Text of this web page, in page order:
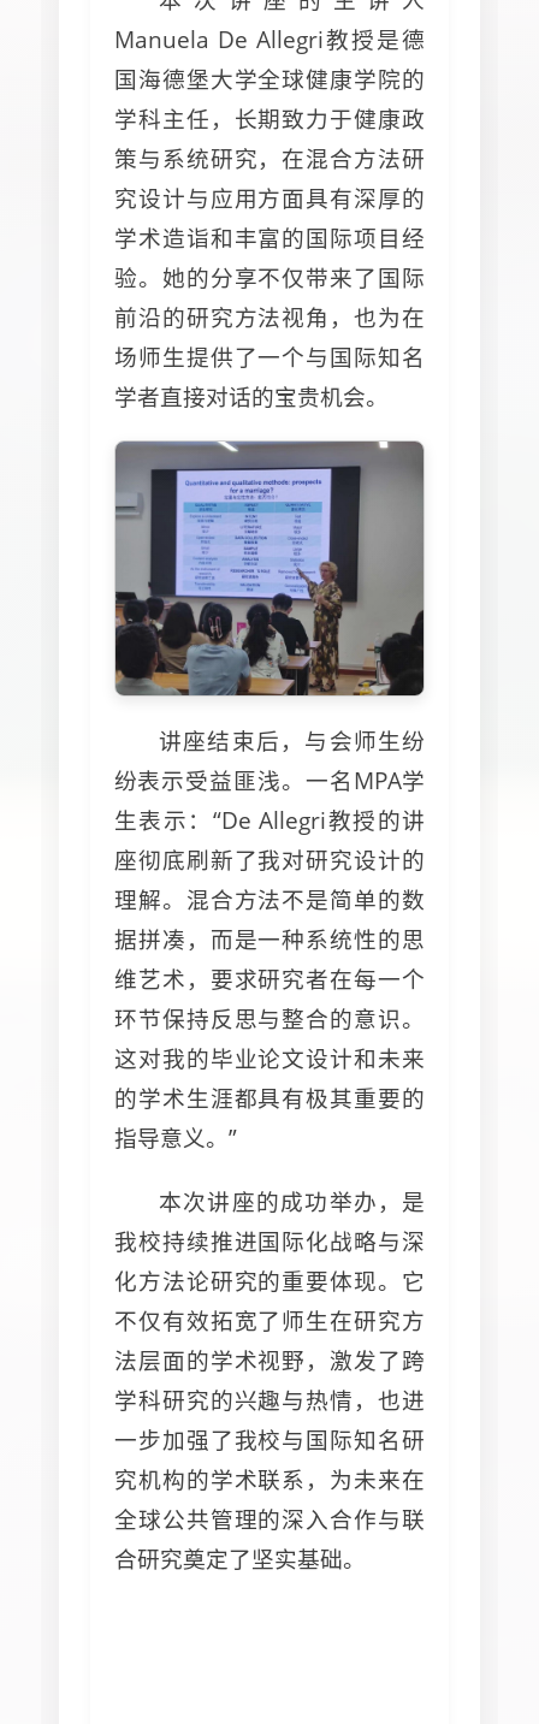
Manuela De Allegri教授是德
国海德堡大学全球健康学院的
学科主任，长期致力于健康政
策与系统研究，在混合方法研
究设计与应用方面具有深厚的
学术造诣和丰富的国际项目经
验。她的分享不仅带来了国际
前沿的研究方法视角，也为在
场师生提供了一个与国际知名
学者直接对话的宝贵机会。
讲座结束后，与会师生纷
纷表示受益匪浅。一名MPA学
生表示：“De Allegri教授的讲
座彻底刷新了我对研究设计的
理解。混合方法不是简单的数
据拼凑，而是一种系统性的思
维艺术，要求研究者在每一个
环节保持反思与整合的意识。
这对我的毕业论文设计和未来
的学术生涯都具有极其重要的
指导意义。”
本次讲座的成功举办，是
我校持续推进国际化战略与深
化方法论研究的重要体现。它
不仅有效拓宽了师生在研究方
法层面的学术视野，激发了跨
学科研究的兴趣与热情，也进
一步加强了我校与国际知名研
究机构的学术联系，为未来在
全球公共管理的深入合作与联
合研究奠定了坚实基础。